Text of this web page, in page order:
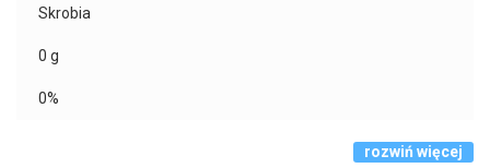
Skrobia
0 g
0%
rozwiń więcej